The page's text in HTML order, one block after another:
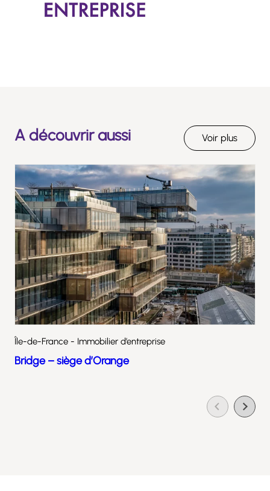
A découvrir aussi Voir plus
Île-de-France - Immobilier d’entreprise
Bridge – siège d’Orange